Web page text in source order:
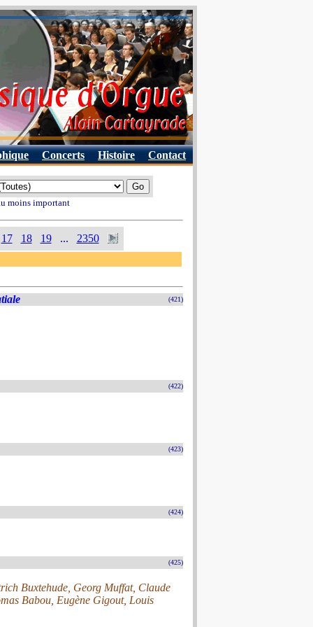
Concerts Histoire Contact
moins important
17 18 19 ... 2350
(421)
(422)
(423)
(424)
(425)
Buxtehude, Georg Muffat, Claude
Babou, Eugène Gigout, Louis